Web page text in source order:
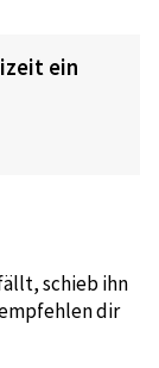
ein
schieb ihn
dir